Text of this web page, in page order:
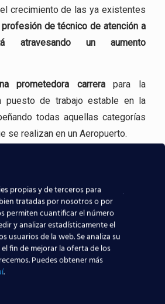
crecimiento de las ya existentes
profesión de técnico de atención a
atravesando un aumento
prometedora carrerapara la
puesto de trabajo estable en la
todas aquellas categorías
se realizan en un Aeropuerto.
, lo que sin duda ayudará a
de nuestros centros
y consigan mejores y
reales de trabajar en el
ya trabajan en
propias y de terceros para
tratadas por nosotros o por
permiten cuantificar el número
y analizar estadísticamente el
usuarios de la web. Se analiza su
fin de mejorar la oferta de los
Puedes obtener más
.